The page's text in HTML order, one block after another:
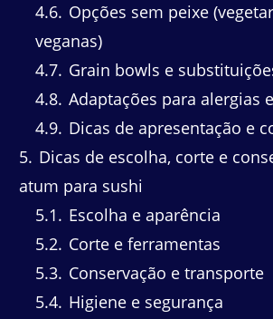
4.6 Opções sem peixe
veganas)
4.7 Grain bowls e
4.8 Adaptações para alergias
4.9 Dicas de apresentação e
5 Dicas de escolha, corte e
atum para sushi
5.1
Escolha e aparência
5.2 Corte e ferramentas
5.3 Conservação e transporte
5.4 Higiene e segurança